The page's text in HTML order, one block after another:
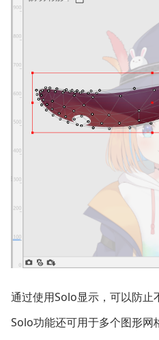
通过使用Solo显示，可以防止
Solo功能还可用于多个图形网